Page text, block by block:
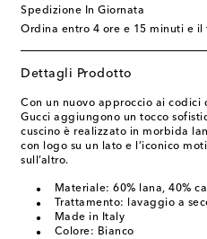
Spedizione In Giornata
Ordina entro 4 ore e 15 minuti e il
Dettagli Prodotto
Con un nuovo approccio ai codici
Gucci aggiungono un tocco
cuscino è realizzato in morbida
con logo su un lato e l’iconico
sull’altro.
Materiale: 60% lana, 40%
Trattamento: lavaggio a
Made in Italy
Colore: Bianco